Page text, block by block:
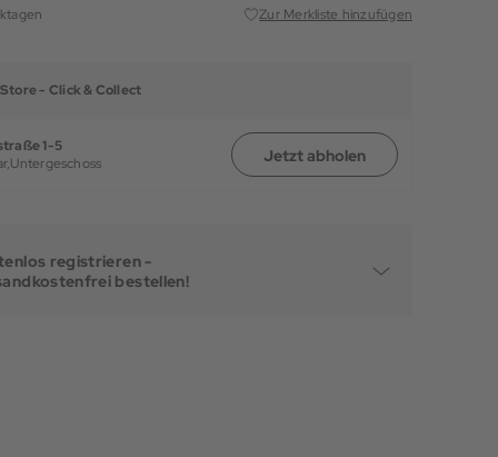
Zur Merkliste hinzufügen
- Click & Collect
1-5
Untergeschoss Jetzt abholen
registrieren -
bestellen!